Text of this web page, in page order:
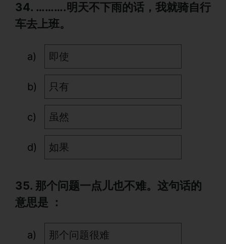
34. ……….明天不下雨的话，我就骑自行
车去上班。
即使
只有
虽然
如果
35. 那个问题一点儿也不难。这句话的
意思是 ：
那个问题很难